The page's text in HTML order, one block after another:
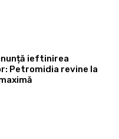
ieftinirea
Petromidia revine la